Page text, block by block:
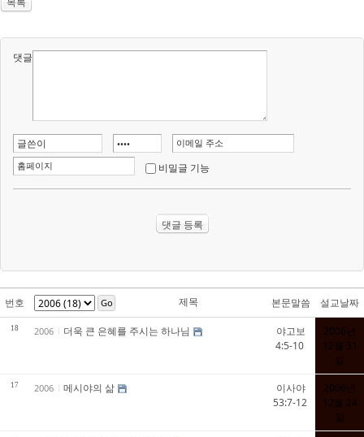
목록
댓글
비밀글 기능
번호 Go 제목 본문말씀 설교날짜
18 2006 더욱 큰 은혜를 주시는 하나님
야고보
4:5-10
2006년
12월 31
일
17 2006 메시야의 삶
이사야
53:7-12
2006년
12월 24
일